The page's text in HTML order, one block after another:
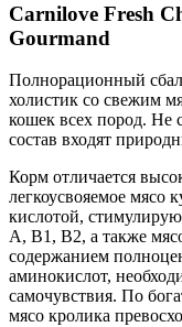
Carnilove Fresh
Gourmand
Полнорационный
холистик со свежим
кошек всех пород. Не
состав входят
Корм отличается
легкоусвояемое мясо
кислотой,
А, В1, В2, а также
содержанием
аминокислот,
самочувствия. По
мясо кролика